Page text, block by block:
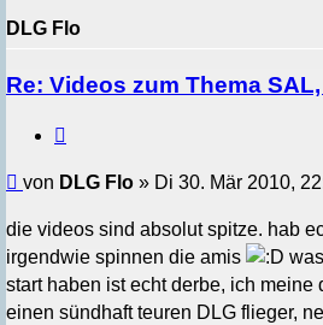
DLG Flo
Re: Videos zum Thema
Beitrag
von DLG Flo » Di 30. Mär 2010,
die videos sind absolut spitze. hab
irgendwie spinnen die amis
start haben ist echt derbe, ich meine
einen sündhaft teuren DLG flieger,